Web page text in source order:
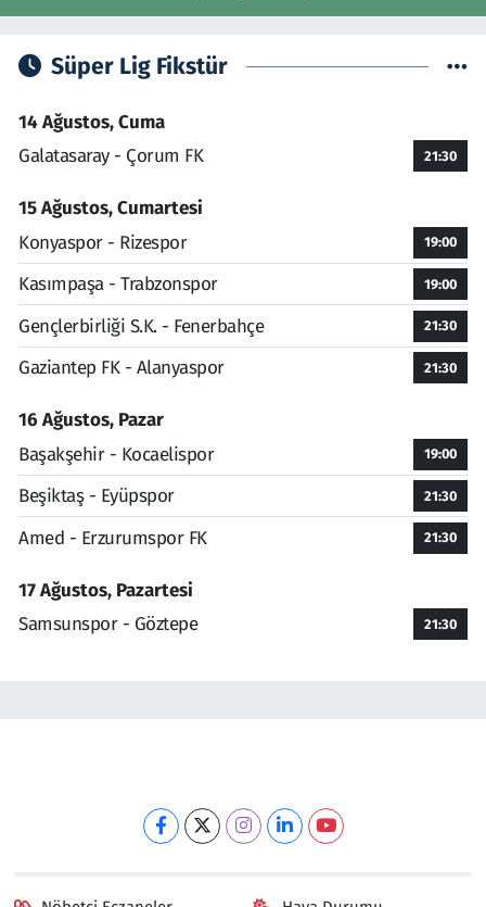
Süper Lig Fikstür
14 Ağustos, Cuma
Galatasaray - Çorum FK
21:30
15 Ağustos, Cumartesi
Konyaspor - Rizespor
19:00
Kasımpaşa - Trabzonspor 19:00
Gençlerbirliği S.K. - Fenerbahçe 21:30
Gaziantep FK - Alanyaspor 21:30
16 Ağustos, Pazar
Başakşehir - Kocaelispor
19:00
Beşiktaş - Eyüpspor 21:30
Amed - Erzurumspor FK 21:30
17 Ağustos, Pazartesi
Samsunspor - Göztepe
21:30